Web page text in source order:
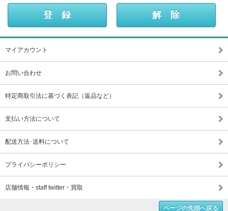
マイアカウント
お問い合わせ
特定商取引法に基づく表記（返品など）
支払い方法について
配送方法･送料について
プライバシーポリシー
店舗情報・staff twitter・買取
ページの先頭へ戻る